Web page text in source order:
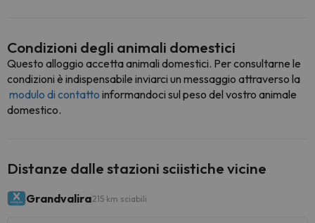
Condizioni degli animali domestici
Questo alloggio accetta animali domestici. Per consultarne le
condizioni è indispensabile inviarci un messaggio attraverso la
modulo di contatto informandoci sul peso del vostro animale
domestico.
Distanze dalle stazioni sciistiche vicine
Grandvalira215 km sciabili